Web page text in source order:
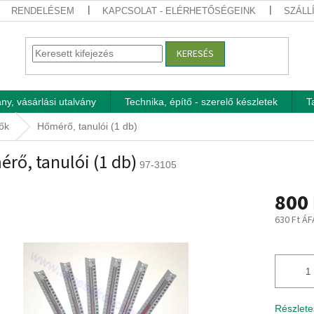
RENDELÉSEM KAPCSOLAT - ELÉRHETŐSÉGEINK
KERESÉS
vásárlási utalvány Technika, építő - szerelő készletek
Hőmérő, tanulói (1 db)
tanulói (1 db) 97-3105
630 Ft